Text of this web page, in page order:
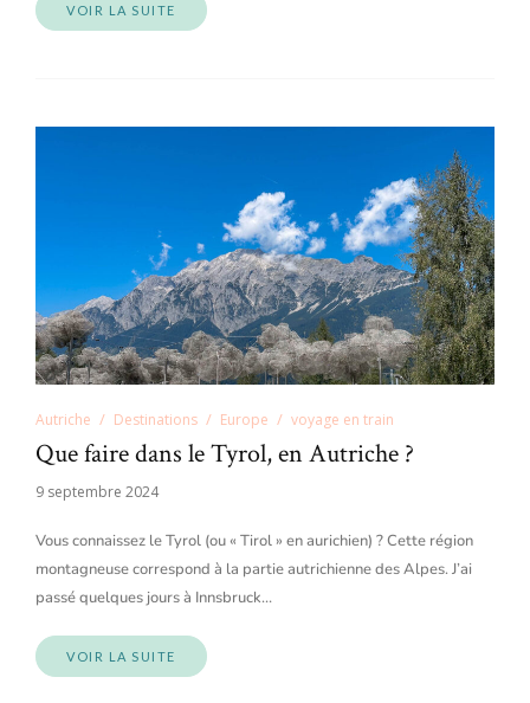
VOIR LA SUITE
Autriche Destinations Europe voyage en train
Que faire dans le Tyrol, en Autriche ?
9 septembre 2024
Vous connaissez le Tyrol (ou « Tirol » en aurichien) ? Cette région
montagneuse correspond à la partie autrichienne des Alpes. J’ai
passé quelques jours à Innsbruck…
VOIR LA SUITE